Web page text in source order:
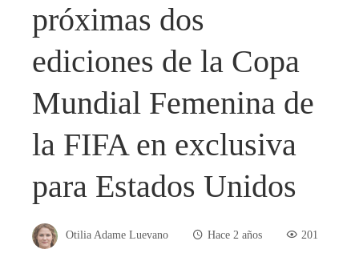
próximas dos
ediciones de la Copa
Mundial Femenina de
la FIFA en exclusiva
para Estados Unidos
Otilia Adame Luevano Hace 2 años 201